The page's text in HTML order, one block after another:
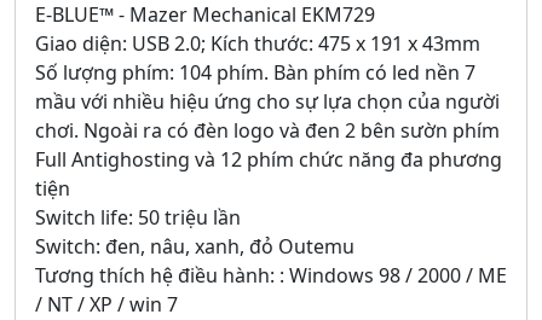
E-BLUE™ - Mazer Mechanical EKM729
Giao diện: USB 2.0; Kích thước: 475 x 191 x 43mm
Số lượng phím: 104 phím. Bàn phím có led nền 7
mầu với nhiều hiệu ứng cho sự lựa chọn của người
chơi. Ngoài ra có đèn logo và đen 2 bên sườn phím
Full Antighosting và 12 phím chức năng đa phương
tiện
Switch life: 50 triệu lần
Switch: đen, nâu, xanh, đỏ Outemu
Tương thích hệ điều hành: : Windows 98 / 2000 / ME
/ NT / XP / win 7